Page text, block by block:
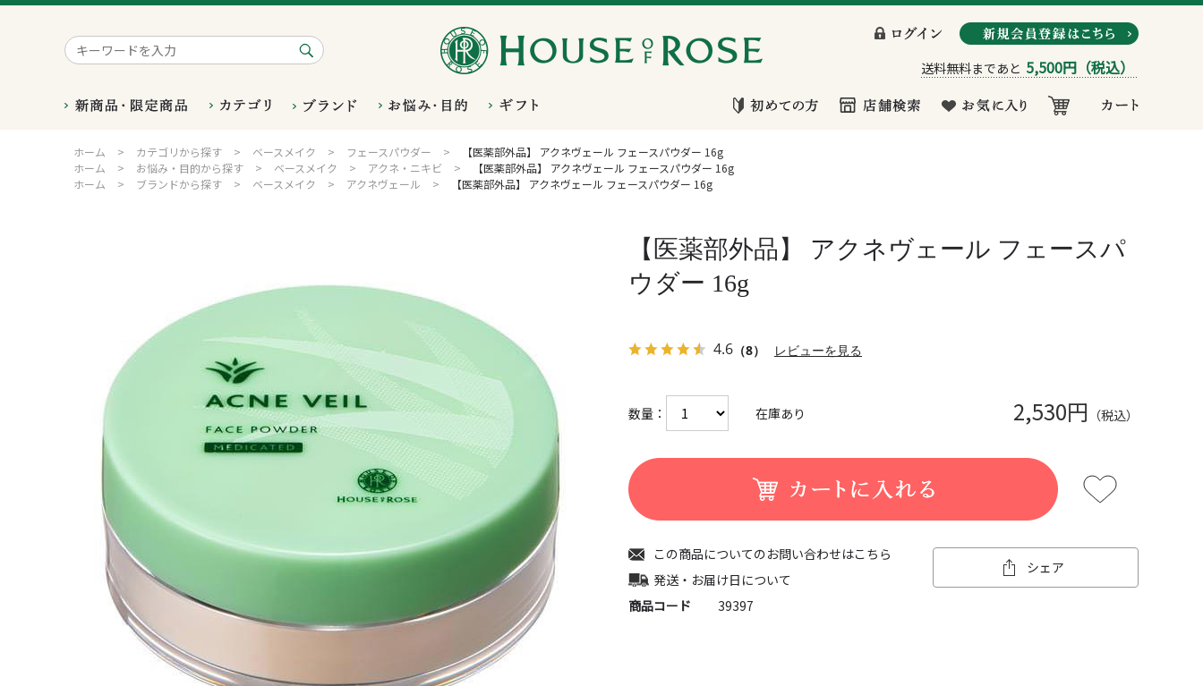
送料無料まであと 5,500円 （税込）
ホーム > カテゴリから探す > ベースメイク > フェースパウダー >
【医薬部外品】 アクネヴェール フェースパウダー 16g
ホーム
> お悩み・目的から探す > ベースメイク > アクネ・ニキビ >
【医薬部外品】 アクネヴェール フェースパウダー 16g
ホーム
> ブランドから探す > ベースメイク > アクネヴェール > 【医薬部外品】 アクネヴェール フェースパウダー 16g
この商品についてのお問い合わせはこちら
発送・お届け日について
シェア
【医薬部外品】 アクネヴェール フェースパ
ウダー 16g
4.6 （8） レビューを見る
数量： 在庫あり 2,530円 （税込）
商品コード 39397